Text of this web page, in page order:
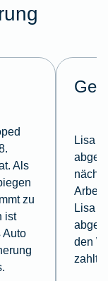
Als
zu
ist
Auto
Lisa
Arbeit
Lisa
den
zahlt.